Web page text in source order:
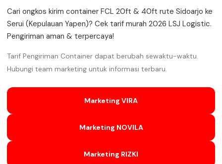
Cari ongkos kirim container FCL 20ft & 40ft rute Sidoarjo ke
Serui (Kepulauan Yapen)? Cek tarif murah 2026 LSJ Logistic.
Pengiriman aman & terpercaya!
Tarif Pengiriman Container dapat berubah sewaktu-waktu.
Hubungi team marketing untuk informasi terbaru.
Marketing VIRA
Marketing NOVILA
Marketing RIZKI